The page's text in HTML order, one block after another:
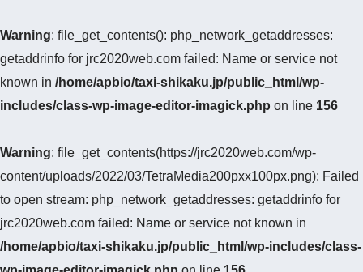
Warning: file_get_contents(): php_network_getaddresses:
getaddrinfo for jrc2020web.com failed: Name or service not
known in /home/apbio/taxi-shikaku.jp/public_html/wp-
includes/class-wp-image-editor-imagick.php on line 156
Warning: file_get_contents(https://jrc2020web.com/wp-
content/uploads/2022/03/TetraMedia200pxx100px.png): Failed
to open stream: php_network_getaddresses: getaddrinfo for
jrc2020web.com failed: Name or service not known in
/home/apbio/taxi-shikaku.jp/public_html/wp-includes/class-